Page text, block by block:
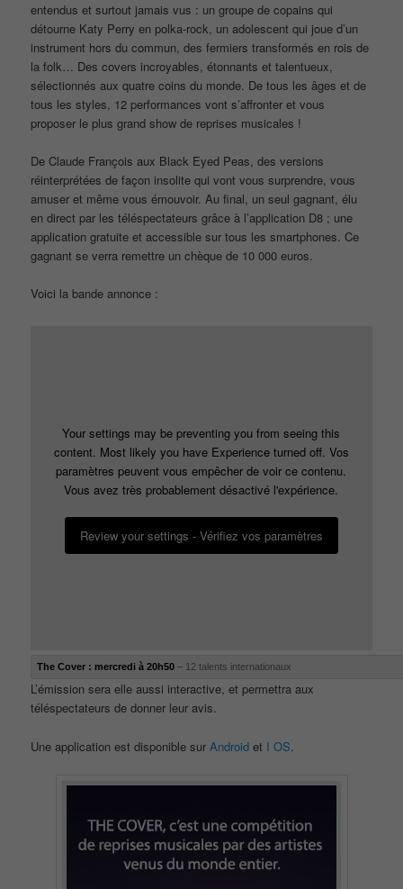
entendus et surtout jamais vus : un groupe de copains qui
détourne Katy Perry en polka-rock, un adolescent qui joue d’un
instrument hors du commun, des fermiers transformés en rois de
la folk… Des covers incroyables, étonnants et talentueux,
sélectionnés aux quatre coins du monde. De tous les âges et de
tous les styles, 12 performances vont s’affronter et vous
proposer le plus grand show de reprises musicales !
De Claude François aux Black Eyed Peas, des versions
réinterprétées de façon insolite qui vont vous surprendre, vous
amuser et même vous émouvoir. Au final, un seul gagnant, élu
en direct par les téléspectateurs grâce à l’application D8 ; une
application gratuite et accessible sur tous les smartphones. Ce
gagnant se verra remettre un chèque de 10 000 euros.
Voici la bande annonce :
Your settings may be preventing you from seeing this
content. Most likely you have Experience turned off. Vos
paramètres peuvent vous empêcher de voir ce contenu.
Vous avez très probablement désactivé l'expérience.
Review your settings - Vérifiez vos paramètres
The Cover : mercredi à 20h50 – 12 talents internationaux
L’émission sera elle aussi interactive, et permettra aux
téléspectateurs de donner leur avis.
Une application est disponible surAndroidet I OS.